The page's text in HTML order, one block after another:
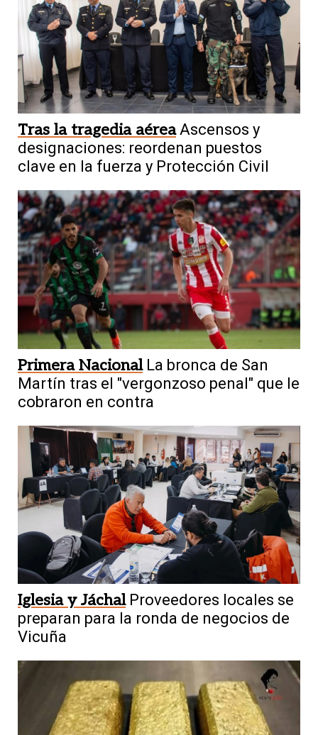
Tras la tragedia aérea Ascensos y
designaciones: reordenan puestos
clave en la fuerza y Protección Civil
Primera Nacional La bronca de San
Martín tras el "vergonzoso penal" que le
cobraron en contra
Iglesia y Jáchal Proveedores locales se
preparan para la ronda de negocios de
Vicuña